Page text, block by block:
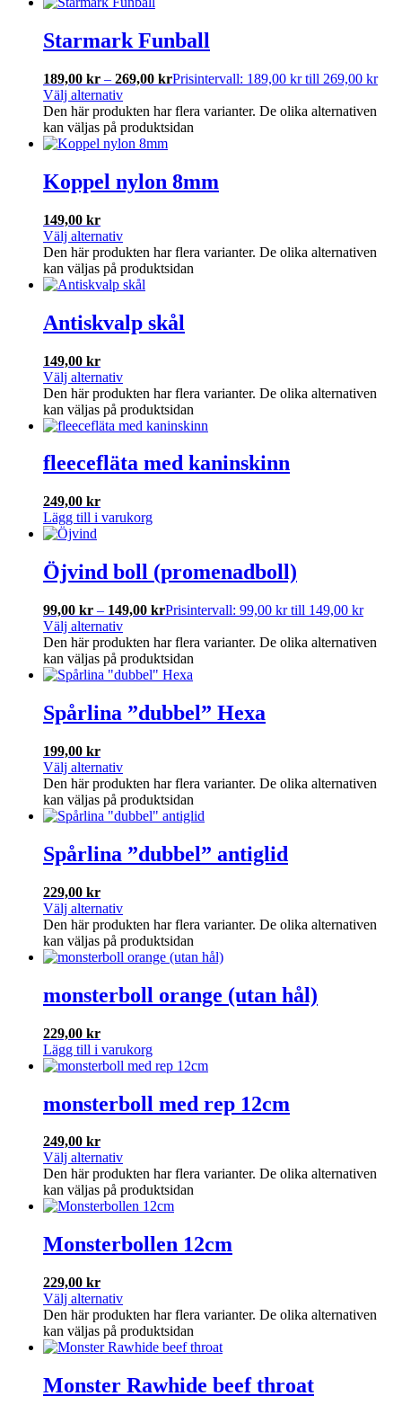
Starmark Funball
189,00 kr – 269,00 krPrisintervall: 189,00 kr till 269,00 kr
Välj alternativ
Den här produkten har flera varianter. De olika alternativen
kan väljas på produktsidan
Koppel nylon 8mm
149,00 kr
Välj alternativ
Den här produkten har flera varianter. De olika alternativen
kan väljas på produktsidan
Antiskvalp skål
149,00 kr
Välj alternativ
Den här produkten har flera varianter. De olika alternativen
kan väljas på produktsidan
fleecefläta med kaninskinn
249,00 kr
Lägg till i varukorg
Öjvind boll (promenadboll)
99,00 kr – 149,00 krPrisintervall: 99,00 kr till 149,00 kr
Välj alternativ
Den här produkten har flera varianter. De olika alternativen
kan väljas på produktsidan
Spårlina ”dubbel” Hexa
199,00 kr
Välj alternativ
Den här produkten har flera varianter. De olika alternativen
kan väljas på produktsidan
Spårlina ”dubbel” antiglid
229,00 kr
Välj alternativ
Den här produkten har flera varianter. De olika alternativen
kan väljas på produktsidan
monsterboll orange (utan hål)
229,00 kr
Lägg till i varukorg
monsterboll med rep 12cm
249,00 kr
Välj alternativ
Den här produkten har flera varianter. De olika alternativen
kan väljas på produktsidan
Monsterbollen 12cm
229,00 kr
Välj alternativ
Den här produkten har flera varianter. De olika alternativen
kan väljas på produktsidan
Monster Rawhide beef throat